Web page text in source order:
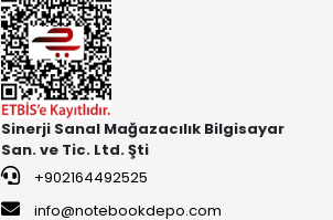
Sinerji Sanal Mağazacılık Bilgisayar
San. ve Tic. Ltd. Şti
+902164492525
info@notebookdepo.com